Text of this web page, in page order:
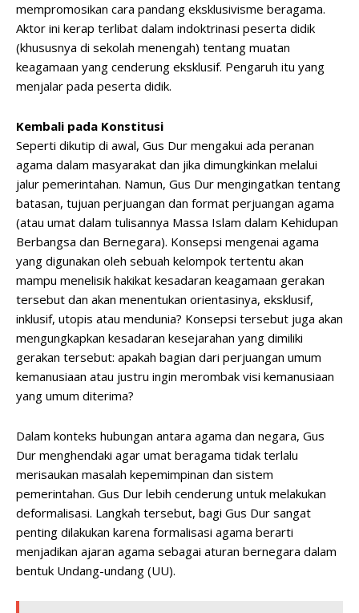
mempromosikan cara pandang eksklusivisme beragama.
Aktor ini kerap terlibat dalam indoktrinasi peserta didik
(khususnya di sekolah menengah) tentang muatan
keagamaan yang cenderung eksklusif. Pengaruh itu yang
menjalar pada peserta didik.
Kembali pada Konstitusi
Seperti dikutip di awal, Gus Dur mengakui ada peranan
agama dalam masyarakat dan jika dimungkinkan melalui
jalur pemerintahan. Namun, Gus Dur mengingatkan tentang
batasan, tujuan perjuangan dan format perjuangan agama
(atau umat dalam tulisannya Massa Islam dalam Kehidupan
Berbangsa dan Bernegara). Konsepsi mengenai agama
yang digunakan oleh sebuah kelompok tertentu akan
mampu menelisik hakikat kesadaran keagamaan gerakan
tersebut dan akan menentukan orientasinya, eksklusif,
inklusif, utopis atau mendunia? Konsepsi tersebut juga akan
mengungkapkan kesadaran kesejarahan yang dimiliki
gerakan tersebut: apakah bagian dari perjuangan umum
kemanusiaan atau justru ingin merombak visi kemanusiaan
yang umum diterima?
Dalam konteks hubungan antara agama dan negara, Gus
Dur menghendaki agar umat beragama tidak terlalu
merisaukan masalah kepemimpinan dan sistem
pemerintahan. Gus Dur lebih cenderung untuk melakukan
deformalisasi. Langkah tersebut, bagi Gus Dur sangat
penting dilakukan karena formalisasi agama berarti
menjadikan ajaran agama sebagai aturan bernegara dalam
bentuk Undang-undang (UU).